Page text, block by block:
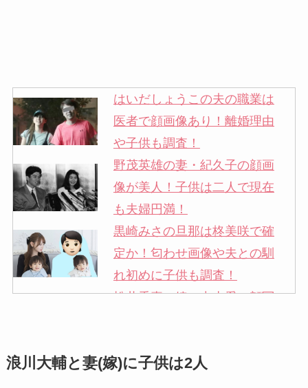
はいだしょうこの夫の職業は
医者で顔画像あり！離婚理由
や子供も調査！
野茂英雄の妻・紀久子の顔画
像が美人！子供は二人で現在
も夫婦円満！
黒崎みさの旦那は柊美咲で確
定か！匂わせ画像や夫との馴
れ初めに子供も調査！
松井秀喜の嫁・中山愛の顔写
申真衣の旦那・工藤けんの現
浪川大輔と妻(嫁)に子供は2人